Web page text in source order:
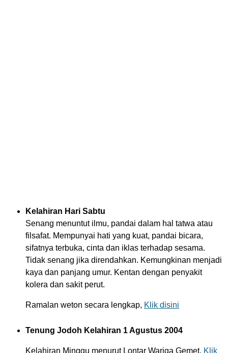
Kelahiran Hari Sabtu
Senang menuntut ilmu, pandai dalam hal tatwa atau
filsafat. Mempunyai hati yang kuat, pandai bicara,
sifatnya terbuka, cinta dan iklas terhadap sesama.
Tidak senang jika direndahkan. Kemungkinan menjadi
kaya dan panjang umur. Kentan dengan penyakit
kolera dan sakit perut.
Ramalan weton secara lengkap, Klik disini
Tenung Jodoh Kelahiran 1 Agustus 2004
Kelahiran Minggu menurut Lontar Wariga Gemet, Klik